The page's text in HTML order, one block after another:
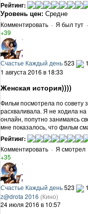
Рейтинг:
Уровень цен: Средне
Комментировать · Я был тут ·
+39
Счастье Каждый день523
1 августа 2016 в 18:33
Женская история))))
Фильм посмотрела по совету
расхваливала. Я не ходила
онлайн, попутно занимаясь
мне показалось, что фильм
Рейтинг:
Комментировать · Я смотрел
+35
Счастье Каждый день523
z@drota 2016 (Кино)
24 июля 2016 в 10:57